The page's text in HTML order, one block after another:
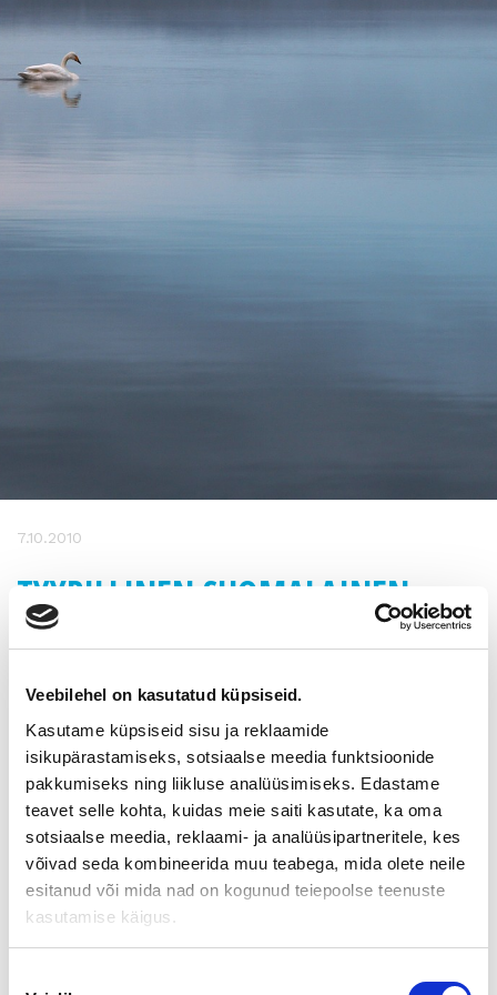
Veebilehel on kasutatud küpsiseid.
Kasutame küpsiseid sisu ja reklaamide
isikupärastamiseks, sotsiaalse meedia funktsioonide
pakkumiseks ning liikluse analüüsimiseks. Edastame
teavet selle kohta, kuidas meie saiti kasutate, ka oma
sotsiaalse meedia, reklaami- ja analüüsipartneritele, kes
võivad seda kombineerida muu teabega, mida olete neile
esitanud või mida nad on kogunud teiepoolse teenuste
kasutamise käigus.
7.10.2010
TYYPILLINEN SUOMALAINEN
YRITYS MAKSAA 330 000 EUROA,
NOUSUA +25%
Yritysten euromääräinen arvo on viidessä vuodessa kasvanut
nopeimmin koulutus- ja rakennusaloilla. Taantuma leikkasi
suomalaisyritysten arvosta 12 prosenttia, mutta ne selvisivät
kriisistä paremmin kuin ruotsalaiset kilpailijansa.
Vuosina 2006-2010 koulutusalan yritysten arvo on kasvanut
peräti 74 prosenttia, kertoo Suomen Asiakastieto Oy:n tuore
tutkimus. Tutkimuksessa käy myös ilmi, että toimialojen
sisällä alueelliset erot ovat huomattavia. Esimerkiksi